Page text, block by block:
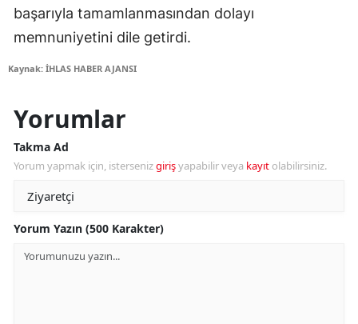
başarıyla tamamlanmasından dolayı
memnuniyetini dile getirdi.
Kaynak: İHLAS HABER AJANSI
Yorumlar
Takma Ad
Yorum yapmak için, istersenizgirişyapabilir veya kayıt olabilirsiniz.
Yorum Yazın (500 Karakter)